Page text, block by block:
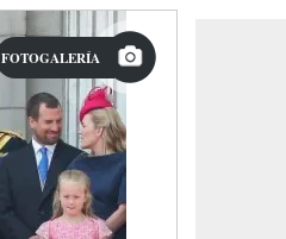
FOTOGALERÍA